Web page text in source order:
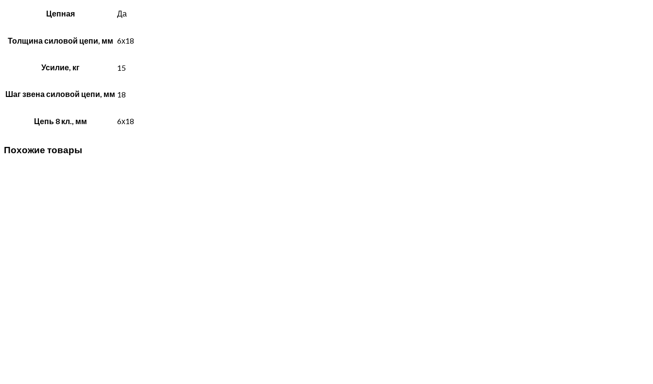
Цепная Да
Толщина силовой цепи, мм 6х18
Усилие, кг 15
Шаг звена силовой цепи, мм 18
Цепь 8 кл., мм 6х18
Похожие товары